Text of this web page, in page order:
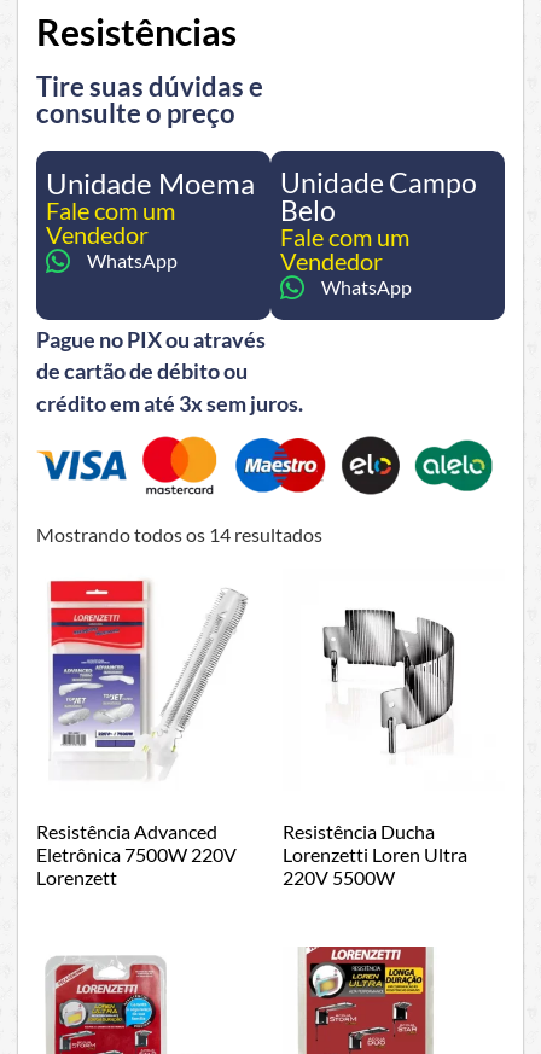
Resistências
Tire suas dúvidas e
consulte o preço
Unidade Moema
Fale com um
Vendedor
WhatsApp
Unidade Campo
Belo
Fale com um
Vendedor
WhatsApp
Pague no PIX ou através
de cartão de débito ou
crédito em até 3x sem juros.
Mostrando todos os 14 resultados
Resistência Advanced
Eletrônica 7500W 220V
Lorenzett
Resistência Ducha
Lorenzetti Loren Ultra
220V 5500W